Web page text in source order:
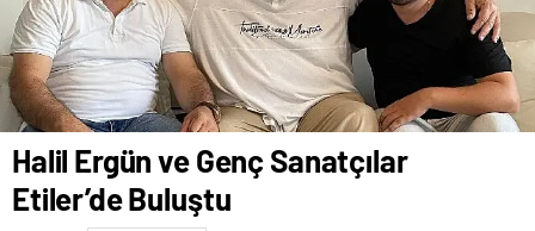
Halil Ergün ve Genç Sanatçılar
Etiler’de Buluştu